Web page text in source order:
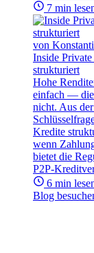
7 min
von
Inside
strukturiert
Hohe
einfach — die
nicht. Aus
Kredite
wenn
bietet die
P2P-
6 min
Blog